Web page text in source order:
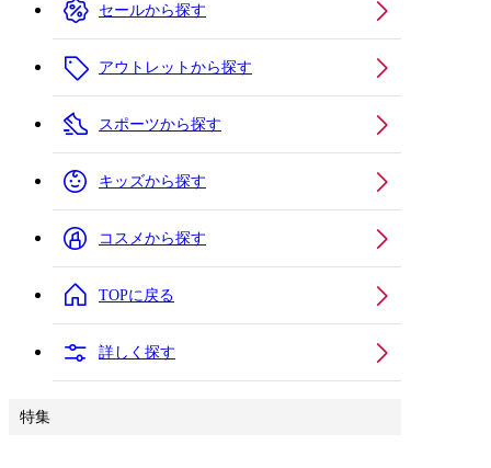
セールから探す
アウトレットから探す
スポーツから探す
キッズから探す
コスメから探す
TOPに戻る
詳しく探す
特集